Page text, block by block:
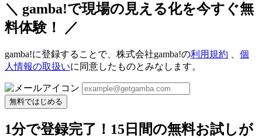
＼ gamba!で現場の見える化を今すぐ無
料体験！ ／
gamba!に登録することで、株式会社gamba!の利用規約
個
人情報の取扱いに同意したものとみなします。
無料ではじめる
1分で登録完了！15日間の無料お試しが